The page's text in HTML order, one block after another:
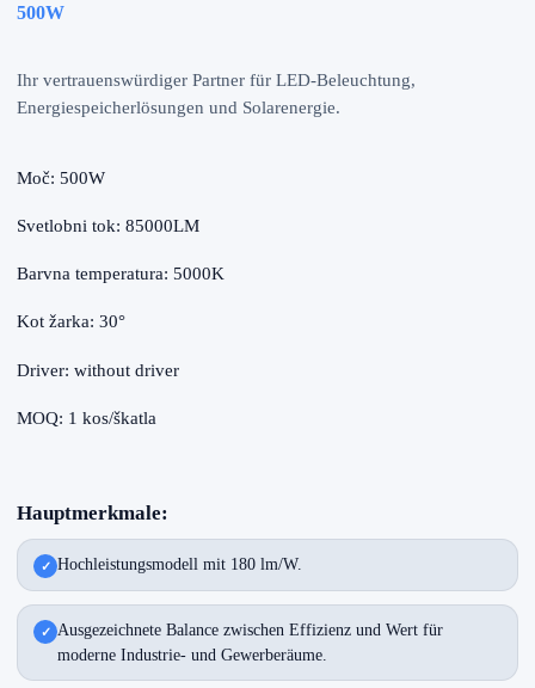
500W
Ihr vertrauenswürdiger Partner für LED-Beleuchtung,
Energiespeicherlösungen und Solarenergie.
Moč: 500W
Svetlobni tok: 85000LM
Barvna temperatura: 5000K
Kot žarka: 30°
Driver: without driver
MOQ: 1 kos/škatla
Hauptmerkmale:
Hochleistungsmodell mit 180 lm/W.
Ausgezeichnete Balance zwischen Effizienz und Wert für
moderne Industrie- und Gewerberäume.